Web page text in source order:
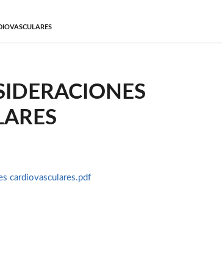
cardiovasculares.pdf